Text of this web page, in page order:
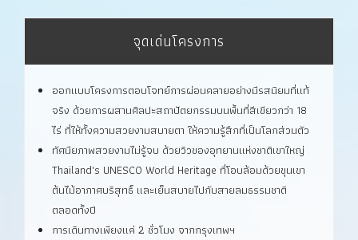
จุดเด่นโครงการ
ออกแบบโครงการตอบโจทย์การผ่อนคลายอย่างมีรสนิยมที่แท้
จริง ด้วยการผสานศิลปะสถาปัตยกรรมบนพื้นที่สีเขียวกว่า 18
ไร่ ที่ให้ทั้งความสวยงามสบายตา ให้ความรู้สึกที่เป็นโลกส่วนตัว
ทัศนียภาพสวยงามไม่รู้จบ ด้วยวิวของอุทยานแห่งชาติเขาใหญ่
Thailand's UNESCO World Heritage ที่โอบล้อมด้วยขุนเขา
ต้นไม้อากาศบริสุทธิ์ และเย็นสบายไปกับสายลมธรรมชาติ
ตลอดทั้งปี
การเดินทางเพียงแค่ 2 ชั่วโมง จากกรุงเทพฯ